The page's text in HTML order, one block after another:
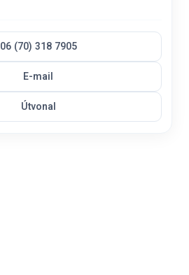
06 (70) 318 7905
E-mail
Útvonal